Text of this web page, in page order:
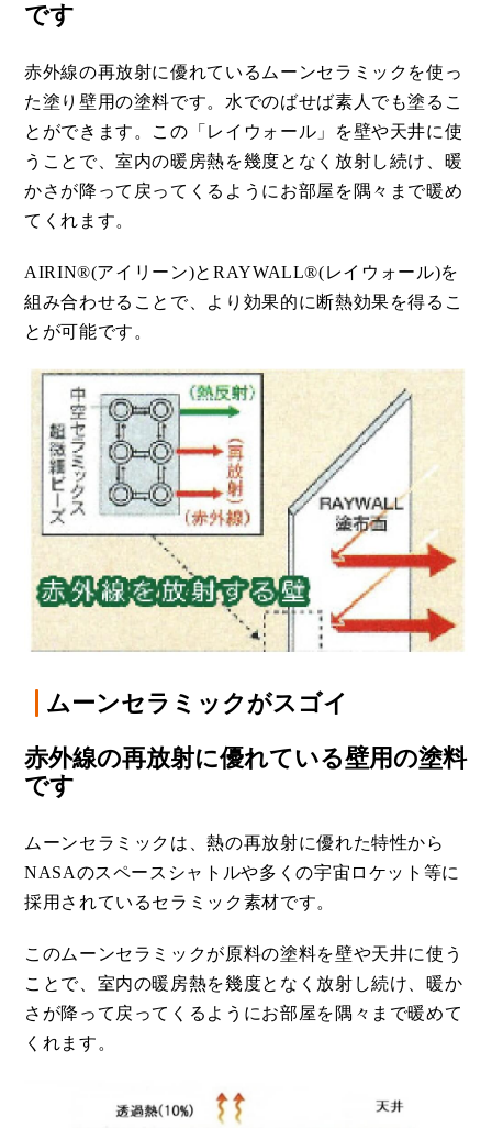
です
赤外線の再放射に優れているムーンセラミックを使っ
た塗り壁用の塗料です。水でのばせば素人でも塗るこ
とができます。この「レイウォール」を壁や天井に使
うことで、室内の暖房熱を幾度となく放射し続け、暖
かさが降って戻ってくるようにお部屋を隅々まで暖め
てくれます。
AIRIN®(アイリーン)とRAYWALL®(レイウォール)を
組み合わせることで、より効果的に断熱効果を得るこ
とが可能です。
ムーンセラミックがスゴイ
赤外線の再放射に優れている壁用の塗料
です
ムーンセラミックは、熱の再放射に優れた特性から
NASAのスペースシャトルや多くの宇宙ロケット等に
採用されているセラミック素材です。
このムーンセラミックが原料の塗料を壁や天井に使う
ことで、室内の暖房熱を幾度となく放射し続け、暖か
さが降って戻ってくるようにお部屋を隅々まで暖めて
くれます。